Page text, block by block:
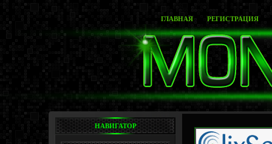
ГЛАВНАЯ РЕГИСТРАЦИЯ
НАВИГАТОР